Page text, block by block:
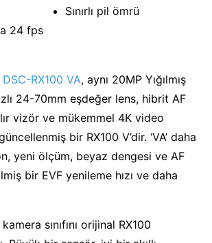
24 fps
Sınırlı pil ömrü
RX100 VA, aynı 20MP Yığılmış
24-70mm eşdeğer lens, hibrit AF
vizör ve mükemmel 4K video
bir RX100 V’dir. ‘VA’ daha
yeni ölçüm, beyaz dengesi ve AF
bir EVF yenileme hızı ve daha
sınıfını orijinal RX100